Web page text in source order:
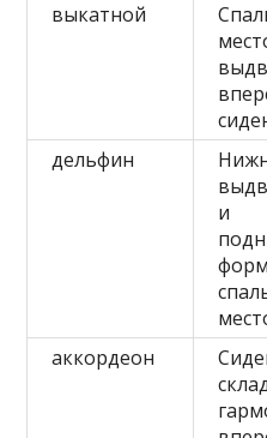
выкатной
дельфин
и
аккордеон